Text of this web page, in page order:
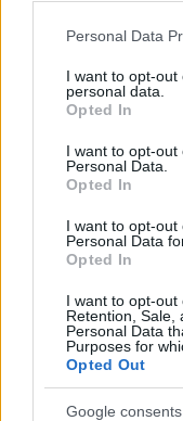
Please note that this
not limited to your
grant or deny
use your data for
consent section.
Personal Data
I want to opt-
personal data.
Opted In
I want to opt-out
Personal Data.
Opted In
I want to opt-
Personal Data
Opted In
I want to opt-out
Retention, Sale,
Personal Data
Purposes for
Opted Out
Google consents
Óráink
...avagy ki hol,
óráit,